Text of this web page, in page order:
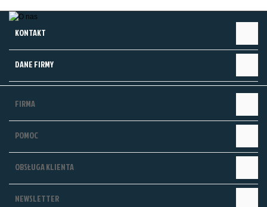
KONTAKT
DANE FIRMY
FIRMA
POMOC
OBSŁUGA KLIENTA
NEWSLETTER